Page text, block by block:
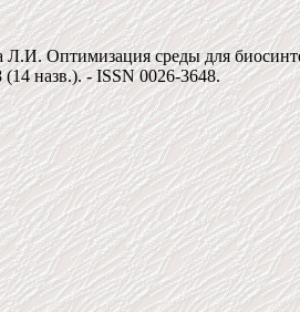
среды для
назв.). - ISSN 0026-3648.